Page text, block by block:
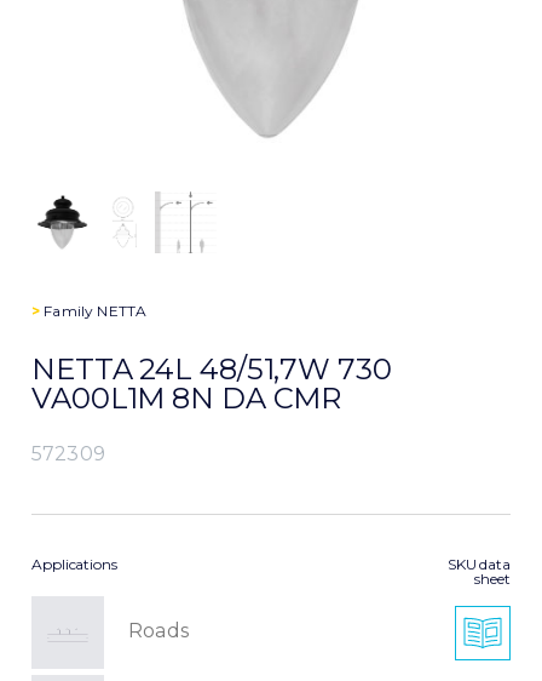
> Family NETTA
NETTA 24L 48/51,7W 730
VA00L1M 8N DA CMR
572309
Applications
Roads
SKU data
sheet